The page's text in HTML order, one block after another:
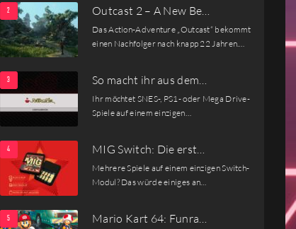
Outcast 2 – A New Be…
Das Action-Adventure „Outcast“ bekommt
einen Nachfolger nach knapp 22 Jahren.…
So macht ihr aus dem…
Ihr möchtet SNES-, PS1- oder Mega Drive-
Spiele auf einem einzigen…
MIG Switch: Die erst…
Mehrere Spiele auf einem einzigen Switch-
Modul? Das würde einiges an…
Mario Kart 64: Funra…